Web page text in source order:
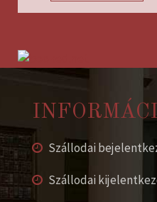
Szállodai
Szállodai